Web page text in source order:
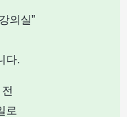
의실”
다.
로